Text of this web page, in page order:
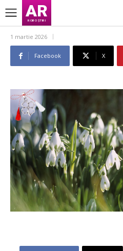
AR
ROBO ȘTIRI
1 martie 2026
Facebook X